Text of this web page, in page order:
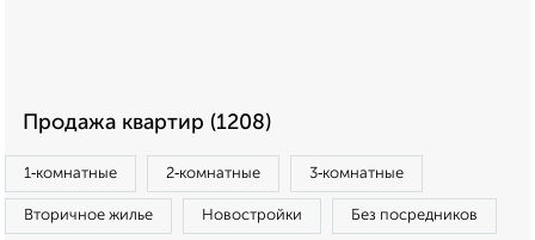
Продажа квартир (1208)
1‑комнатные 2‑комнатные 3‑комнатные
Вторичное жилье Новостройки Без посредников